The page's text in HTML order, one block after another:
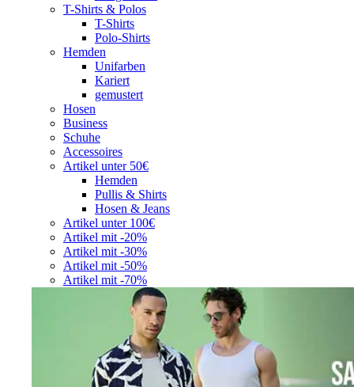
T-Shirts & Polos
T-Shirts
Polo-Shirts
Hemden
Unifarben
Kariert
gemustert
Hosen
Business
Schuhe
Accessoires
Artikel unter 50€
Hemden
Pullis & Shirts
Hosen & Jeans
Artikel unter 100€
Artikel mit -20%
Artikel mit -30%
Artikel mit -50%
Artikel mit -70%